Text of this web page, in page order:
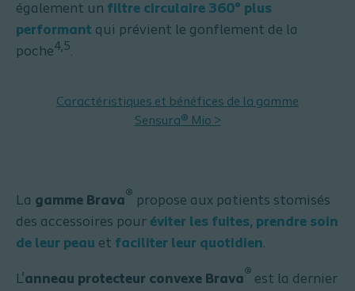
également un filtre circulaire 360° plus
performant qui prévient le gonflement de la
poche4,5.
Caractéristiques et bénéfices de la gamme
Sensura® Mio >
La gamme Brava® propose aux patients stomisés
des accessoires pour éviter les fuites, prendre soin
de leur peau et faciliter leur quotidien.
L'anneau protecteur convexe Brava® est la dernier